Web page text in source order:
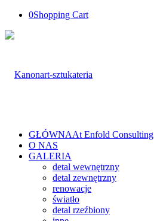
0Shopping Cart
GŁÓWNAAt Enfold Consulting
O NAS
GALERIA
detal wewnętrzny
detal zewnętrzny
renowacje
światło
detal rzeźbiony